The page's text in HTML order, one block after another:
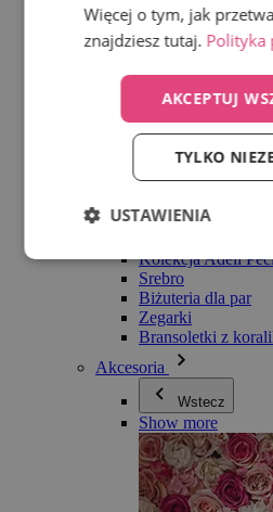
Wszystko w
Bransoletki
Kolekcja Adéli
Srebro
Biżuteria dla par
Zegarki
Bransoletki z
Akcesoria
Wstecz
Show more
Więcej o tym, jak
znajdziesz tutaj. Polityka
AKCEPTUJ
TYLKO
USTAWIENIA